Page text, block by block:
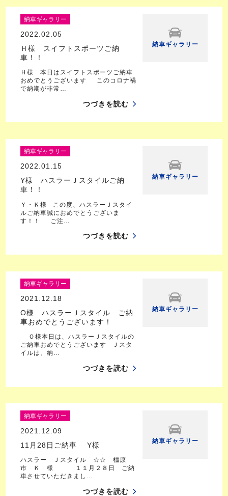
納車ギャラリー
2022.02.05
Ｈ様 スイフトスポーツご納
車！！
Ｈ様 本日はスイフトスポーツご納車
おめでとうございます このコロナ禍
で納期が非常…
つづきを読む
納車ギャラリー
納車ギャラリー
2022.01.15
Y様 ハスラーＪスタイルご納
車！！
Ｙ・Ｋ様 この度、ハスラーＪスタイ
ルご納車誠におめでとうございま
す！！ ご注…
つづきを読む
納車ギャラリー
納車ギャラリー
2021.12.18
O様 ハスラーＪスタイル ご納
車おめでとうございます！
Ｏ様本日は、ハスラーＪスタイルの
ご納車おめでとうございます Ｊスタ
イルは、納…
つづきを読む
納車ギャラリー
納車ギャラリー
2021.12.09
11月28日ご納車 Y様
ハスラー Ｊスタイル ☆☆ 橿原
市 Ｋ 様 １１月２８日 ご納
車させていただきまし…
つづきを読む
納車ギャラリー